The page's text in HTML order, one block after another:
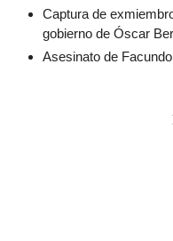
Captura de
gobierno de Óscar
Asesinato de